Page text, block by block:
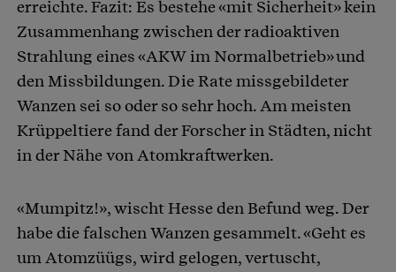
erreichte. Fazit: Es bestehe «mit Sicherheit» kein
Zusammenhang zwischen der radioaktiven
Strahlung eines «AKW im Normalbetrieb» und
den Missbildungen. Die Rate missgebildeter
Wanzen sei so oder so sehr hoch. Am meisten
Krüppeltiere fand der Forscher in Städten, nicht
in der Nähe von Atomkraftwerken.
«Mumpitz!», wischt Hesse den Befund weg. Der
habe die falschen Wanzen gesammelt. «Geht es
um Atomzüügs, wird gelogen, vertuscht,